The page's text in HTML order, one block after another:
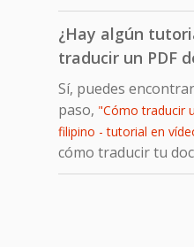
¿Hay algún
traducir un PDF
Sí, puedes
paso, "Cómo traducir
filipino - tutorial en
cómo traducir tu